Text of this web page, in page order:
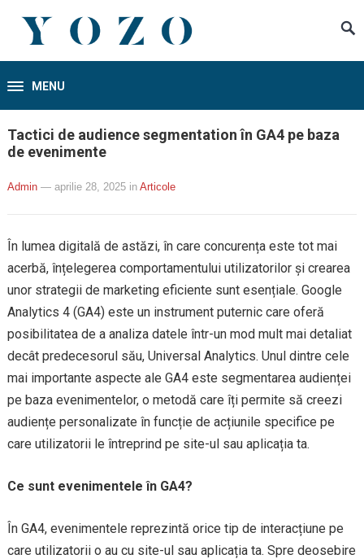
MENU
Tactici de audience segmentation în GA4 pe baza
de evenimente
Admin — aprilie 28, 2025 in Articole
În lumea digitală de astăzi, în care concurența este tot mai
acerbă, înțelegerea comportamentului utilizatorilor și crearea
unor strategii de marketing eficiente sunt esențiale. Google
Analytics 4 (GA4) este un instrument puternic care oferă
posibilitatea de a analiza datele într-un mod mult mai detaliat
decât predecesorul său, Universal Analytics. Unul dintre cele
mai importante aspecte ale GA4 este segmentarea audienței
pe baza evenimentelor, o metodă care îți permite să creezi
audiențe personalizate în funcție de acțiunile specifice pe
care utilizatorii le întreprind pe site-ul sau aplicația ta.
Ce sunt evenimentele în GA4?
În GA4, evenimentele reprezintă orice tip de interacțiune pe
care utilizatorii o au cu site-ul sau aplicația ta. Spre deosebire